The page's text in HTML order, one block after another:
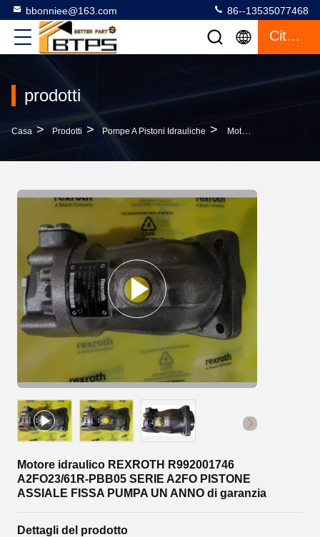
bbonniee@163.com 86--13535077468
Citazione
prodotti
Casa > Prodotti > Pompe A Pistoni Idrauliche > Motore Idraulico REXROTH R992001746 A2FO23/61R-PBB05 SERIE A2FO PISTONE ASSIALE FISSA PUMPA UN ANNO Di Garanzia
Motore idraulico REXROTH R992001746
A2FO23/61R-PBB05 SERIE A2FO PISTONE
ASSIALE FISSA PUMPA UN ANNO di garanzia
Dettagli del prodotto